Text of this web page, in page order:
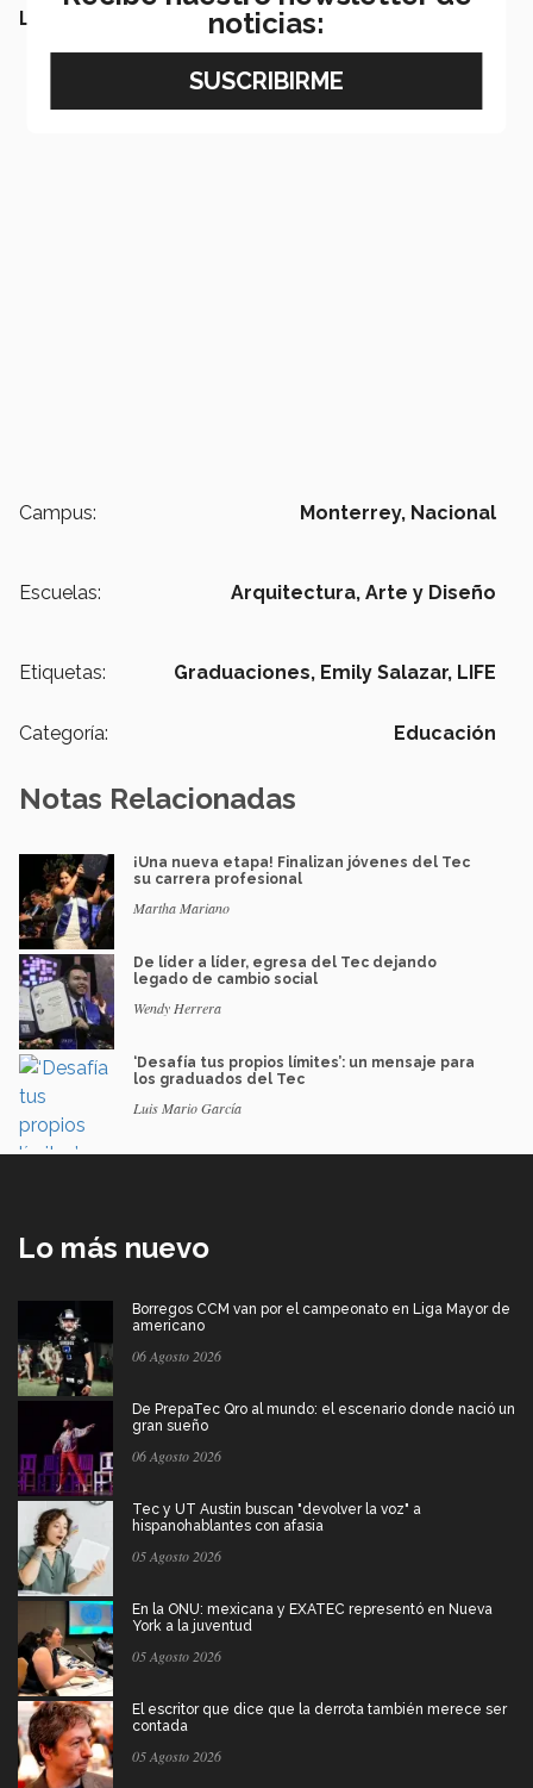
LEE TAMBIÉN:
Campus: Monterrey, Nacional
Escuelas: Arquitectura, Arte y Diseño
Etiquetas: Graduaciones, Emily Salazar, LIFE
Categoría: Educación
Notas Relacionadas
¡Una nueva etapa! Finalizan jóvenes del Tec
su carrera profesional
Martha Mariano
De líder a líder, egresa del Tec dejando
legado de cambio social
Wendy Herrera
‘Desafía tus propios límites’: un mensaje para
los graduados del Tec
Luis Mario García
Lo más nuevo
Borregos CCM van por el campeonato en Liga Mayor de
americano
06 Agosto 2026
De PrepaTec Qro al mundo: el escenario donde nació un
gran sueño
06 Agosto 2026
Tec y UT Austin buscan "devolver la voz" a
hispanohablantes con afasia
05 Agosto 2026
En la ONU: mexicana y EXATEC representó en Nueva
York a la juventud
05 Agosto 2026
El escritor que dice que la derrota también merece ser
contada
05 Agosto 2026
noticias: